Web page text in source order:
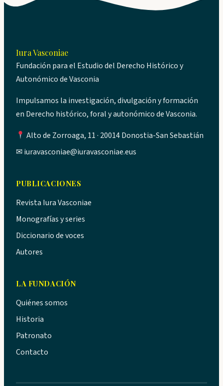
Iura Vasconiae
Fundación para el Estudio del Derecho Histórico y
Autonómico de Vasconia
Impulsamos la investigación, divulgación y formación
en Derecho histórico, foral y autonómico de Vasconia.
Alto de Zorroaga, 11 · 20014 Donostia-San Sebastián
✉iuravasconiae@iuravasconiae.eus
PUBLICACIONES
Revista Iura Vasconiae
Monografías y series
Diccionario de voces
Autores
LA FUNDACIÓN
Quiénes somos
Historia
Patronato
Contacto